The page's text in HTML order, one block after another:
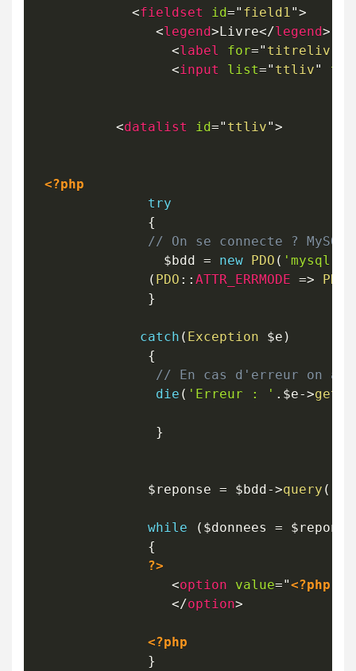
<fieldset id=" field1 ">
<legend>Livre</legend>
<label for=" titreliv
<input list=" ttliv"
<datalist id=" ttliv">
<?php
try
{
// On se connecte ? MySQL
$bdd = new PDO (
( PDO :: ATTR_ERRMODE => PDO
}
catch ( Exception $e )
{
// En cas d'erreur on
die ( 'Erreur : ' . $e->
}
$reponse = $bdd->query (
while ( $donnees = $reponse
{
?>
<option value="<?php
</option>
<?php
}